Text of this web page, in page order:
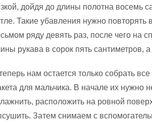
дойдя до длины полотна восемь
Такие убавления нужно
ряду девять раз, после чего на
рукава в сорок пять сантиметров,
нам остается только собрать
для мальчика. В начале их нужно
расположить на ровной
Затем снимаем с